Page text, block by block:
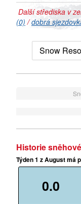
Další střediska v
(0) /dobrá
Snow
Historie
Týden 1 z August má
0.0